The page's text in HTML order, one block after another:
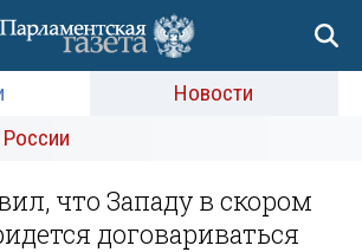
Новости
что Западу в скором
договариваться